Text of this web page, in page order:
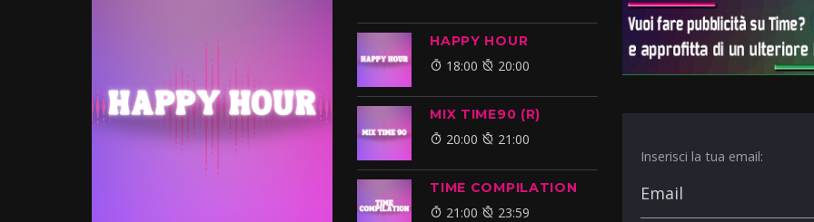
HAPPY HOUR
18:00 20:00
MIX TIME90 (R)
20:00 21:00
TIME COMPILATION
21:00 23:59
Inserisci la tua email: